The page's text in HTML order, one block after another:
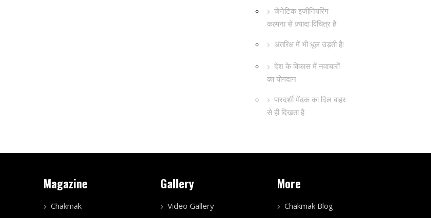
जेनेटिक इंजीनियरिंग
कल्पना से ज़्यादा विचित्र है
अंतरिक्ष में भी धूल उड़ती है!
देश के विकास में नवाचारों
का योगदान
पारदर्शी मेंढक का दिल बाहर
से ही दिखता है
Magazine
Chakmak
Gallery
Video Gallery
More
Chakmak Blog